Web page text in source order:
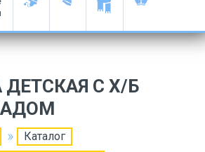
С Х/Б
Каталог